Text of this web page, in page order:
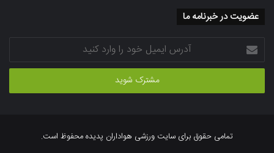
عضویت در خبرنامه ما
آدرس
ایمیل
خود
وارد
تمامی حقوق برای سایت ورزشی هواداران پدیده محفوظ است.